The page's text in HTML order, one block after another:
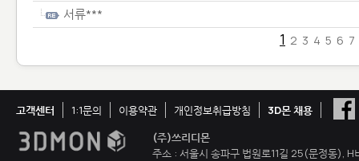
서류***
1 2 3 4 5 6 7
고객센터 1:1문의 이용약관 개인정보취급방침
3D몬 채용
(주)쓰리디몬
주소 : 서울시 송파구 법원로11길 25(문정동),